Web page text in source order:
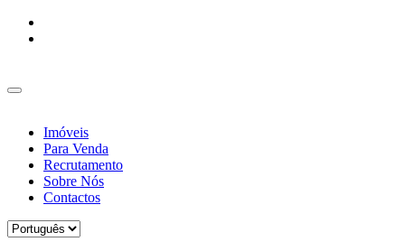
Imóveis
Para Venda
Recrutamento
Sobre Nós
Contactos